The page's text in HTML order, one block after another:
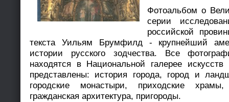
Фотоальбом о
серии
российской
текста Уильям Брумфилд - крупнейший
истории русского зодчества. Все
находятся в Национальной галерее
представлены: история города, город и
городские монастыри, приходские
гражданская архитектура, пригороды.